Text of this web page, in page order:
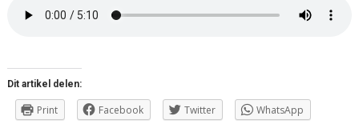
Dit artikel delen:
Print Facebook Twitter WhatsApp